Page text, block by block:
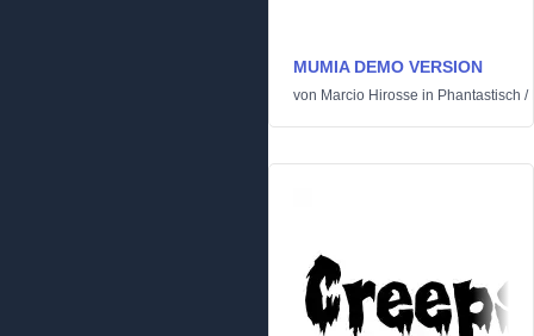
MUMIA DEMO VERSION
von Marcio Hirosse in Phantastisch /